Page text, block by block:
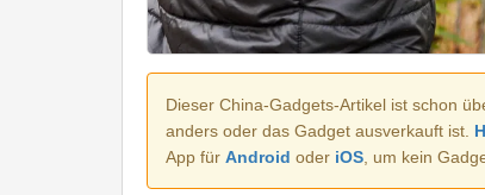
Dieser China-Gadgets-Artikel ist schon
anders oder das Gadget ausverkauft ist.
App für Android oder iOS , um kein